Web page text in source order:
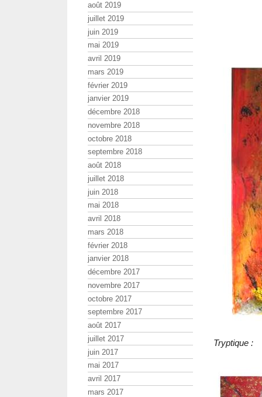
Tryptique :
août 2019
juillet 2019
juin 2019
mai 2019
avril 2019
mars 2019
février 2019
janvier 2019
décembre 2018
novembre 2018
octobre 2018
septembre 2018
août 2018
juillet 2018
juin 2018
mai 2018
avril 2018
mars 2018
février 2018
janvier 2018
décembre 2017
novembre 2017
octobre 2017
septembre 2017
août 2017
juillet 2017
juin 2017
mai 2017
avril 2017
mars 2017